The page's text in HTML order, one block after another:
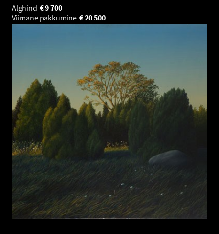
Alghind
9 700
€
Viimane pakkumine
20 500
€